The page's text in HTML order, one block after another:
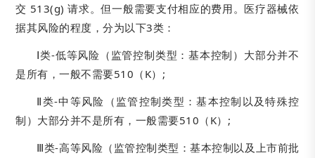
交 513(g) 请求。但一般需要支付相应的费用。医疗器械依
据其风险的程度，分为以下3类：
Ⅰ类-低等风险（监管控制类型：基本控制）大部分并不
是所有，一般不需要510（K）;
Ⅱ类-中等风险（监管控制类型：基本控制以及特殊控
制）大部分并不是所有，一般需要510（K）;
Ⅲ类-高等风险（监管控制类型：基本控制以及上市前批